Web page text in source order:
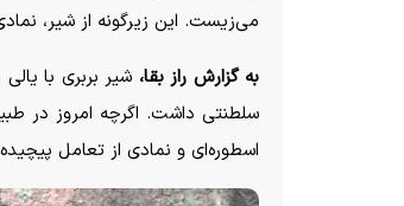
می‌زیست. این زیرگونه از شیر،
به گزارش راز بقا، شیر بربری با
سلطنتی داشت. اگرچه امروز در
اسطوره‌ای و نمادی از تعامل